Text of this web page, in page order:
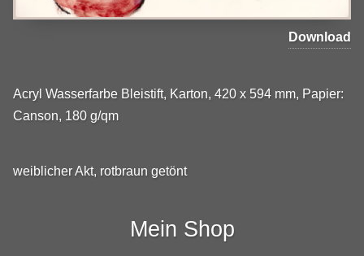
Download
Acryl Wasserfarbe Bleistift, Karton, 420 x 594 mm, Papier:
Canson, 180 g/qm
weiblicher Akt, rotbraun getönt
Mein Shop